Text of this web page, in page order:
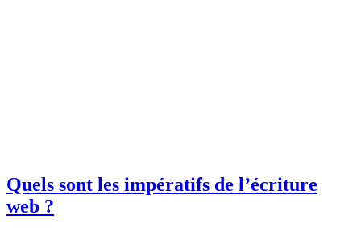
Quels sont les impératifs de l’écriture
web ?